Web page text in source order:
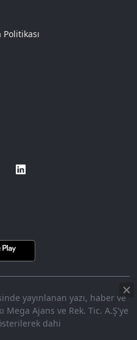
yayınlanan yazı, haber ve
Ajans ve Rek. Tic. A.Ş'ye
dahi